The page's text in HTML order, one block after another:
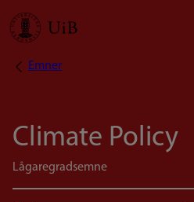
Hopp
Navigasjonssti
Emner
Climate Policy
Lågaregradsemne